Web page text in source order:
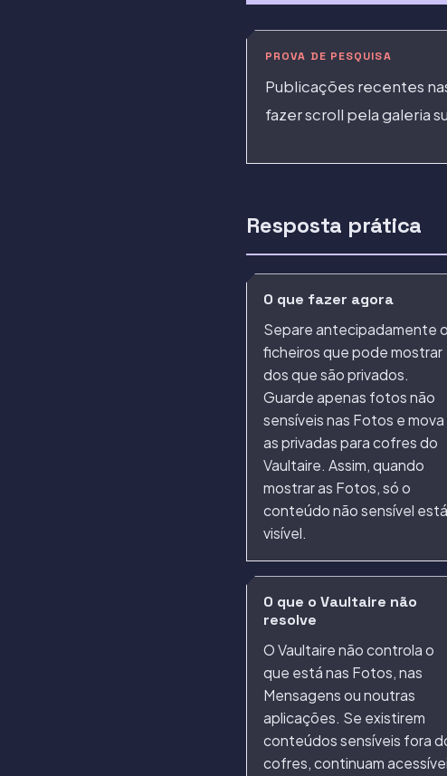
PROVA DE PESQUISA
Publicações recentes
fazer scroll pela galeria
Resposta prática
O que fazer agora
Separe antecipadamente
ficheiros que pode mostrar
dos que são privados.
Guarde apenas fotos não
sensíveis nas Fotos e mova
as privadas para cofres do
Vaultaire. Assim, quando
mostrar as Fotos, só o
conteúdo não sensível está
visível.
O que o Vaultaire não
resolve
O Vaultaire não controla o
que está nas Fotos, nas
Mensagens ou noutras
aplicações. Se existirem
conteúdos sensíveis fora
cofres, continuam